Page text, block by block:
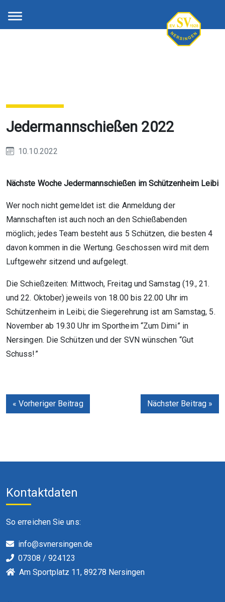
Jedermannschießen 2022
10.10.2022
Nächste Woche Jedermannschießen im Schützenheim Leibi
Wer noch nicht gemeldet ist: die Anmeldung der
Mannschaften ist auch noch an den Schießabenden
möglich; jedes Team besteht aus 5 Schützen, die besten 4
davon kommen in die Wertung. Geschossen wird mit dem
Luftgewehr sitzend und aufgelegt.
Die Schießzeiten: Mittwoch, Freitag und Samstag (19., 21.
und 22. Oktober) jeweils von 18.00 bis 22.00 Uhr im
Schützenheim in Leibi; die Siegerehrung ist am Samstag, 5.
November ab 19.30 Uhr im Sportheim “Zum Dimi” in
Nersingen. Die Schützen und der SVN wünschen “Gut
Schuss!”
« Vorheriger Beitrag Nächster Beitrag »
Kontaktdaten
So erreichen Sie uns:
info@svnersingen.de
07308 / 924123
Am Sportplatz 11, 89278 Nersingen